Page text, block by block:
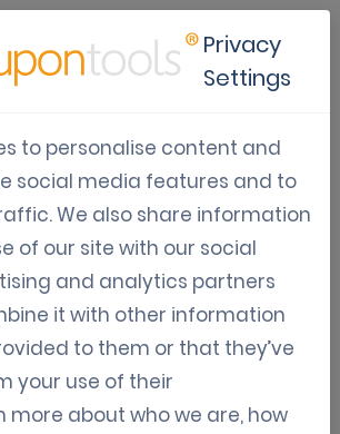
de marketing con
QR para clientes
marketing con código
Privacy
Settings
to personalise content and
social media features and to
We also share information
of our site with our social
and analytics partners
it with other information
to them or that they’ve
your use of their
more about who we are, how